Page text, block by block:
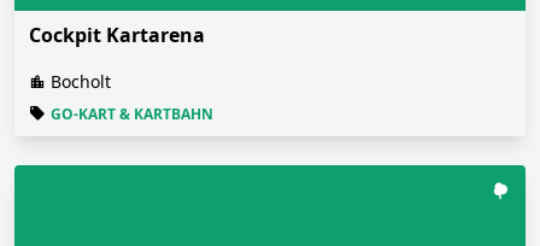
Cockpit Kartarena
Bocholt
GO-KART & KARTBAHN